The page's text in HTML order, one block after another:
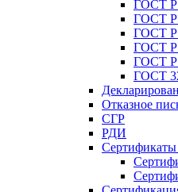
ГОСТ Р
ГОСТ Р
ГОСТ Р
ГОСТ Р
ГОСТ Р
ГОСТ
Отказное
СГР
РДИ
Сертификаты